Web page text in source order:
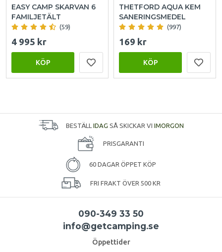
EASY CAMP SKARVAN 6
FAMILJETÄLT
(59)
4 995 kr
KÖP
THETFORD AQUA KEM
SANERINGSMEDEL
(997)
169 kr
KÖP
BESTÄLL IDAG SÅ SKICKAR VI IMORGON
PRISGARANTI
60 DAGAR ÖPPET KÖP
FRI FRAKT ÖVER 500 KR
090-349 33 50
info@getcamping.se
Öppettider